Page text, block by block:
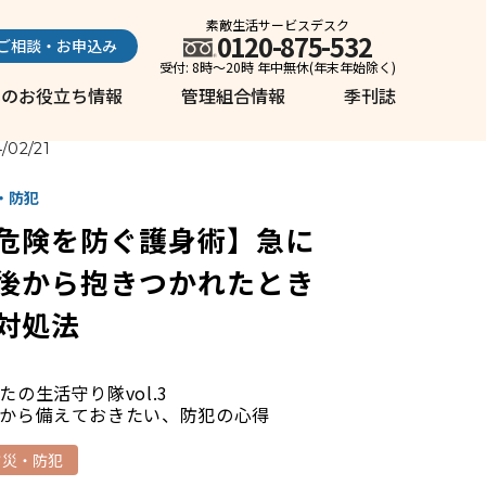
お役立ち情報 管理組合情報 季刊誌
相談・お申込み
素敵生活サービスデスク
0120-875-532
受付: 8時～20時 年中無休(年末年始除く)
02/21
防犯
危険を防ぐ護身術】急に
から抱きつかれたとき
処法
の生活守り隊vol.3
ら備えておきたい、防犯の心得
・防犯